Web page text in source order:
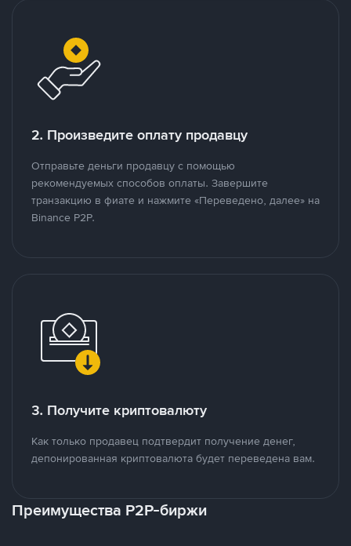
2. Произведите оплату продавцу
Отправьте деньги продавцу с помощью
рекомендуемых способов оплаты. Завершите
транзакцию в фиате и нажмите «Переведено, далее» на
Binance P2P.
3. Получите криптовалюту
Как только продавец подтвердит получение денег,
депонированная криптовалюта будет переведена вам.
Преимущества P2P-биржи